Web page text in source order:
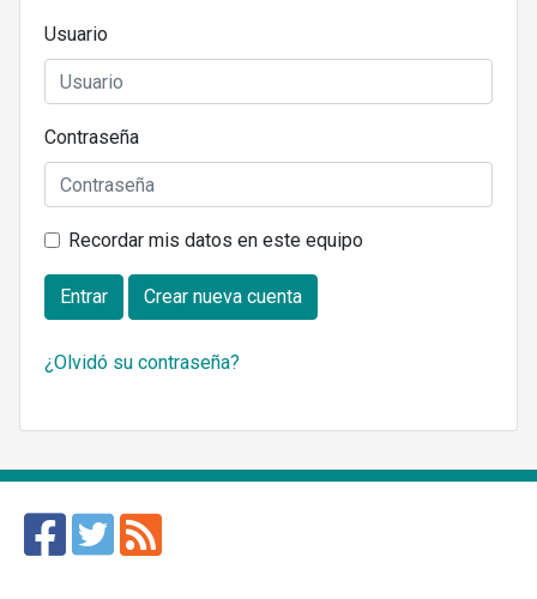
Usuario
Contraseña
Recordar mis datos en este equipo
Entrar Crear nueva cuenta
¿Olvidó su contraseña?